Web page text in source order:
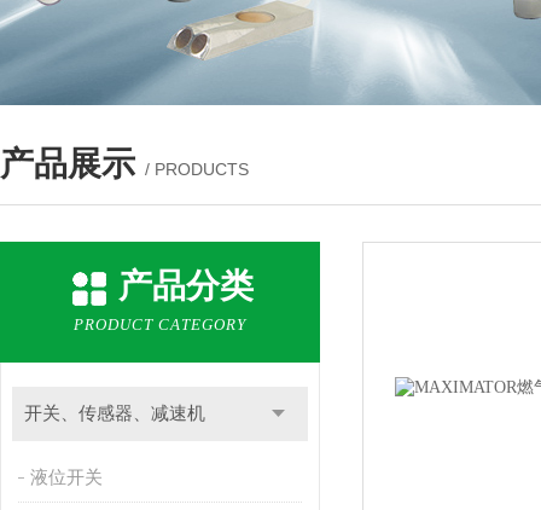
产品展示 / PRODUCTS
产品分类
PRODUCT CATEGORY
开关、传感器、减速机
液位开关